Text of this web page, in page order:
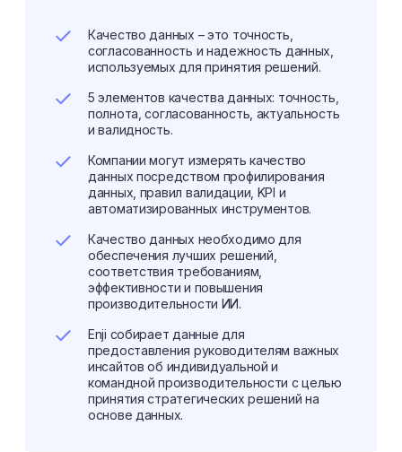
Качество данных – это точность,
согласованность и надежность данных,
используемых для принятия решений.
5 элементов качества данных: точность,
полнота, согласованность, актуальность
и валидность.
Компании могут измерять качество
данных посредством профилирования
данных, правил валидации, KPI и
автоматизированных инструментов.
Качество данных необходимо для
обеспечения лучших решений,
соответствия требованиям,
эффективности и повышения
производительности ИИ.
Enji собирает данные для
предоставления руководителям важных
инсайтов об индивидуальной и
командной производительности с целью
принятия стратегических решений на
основе данных.